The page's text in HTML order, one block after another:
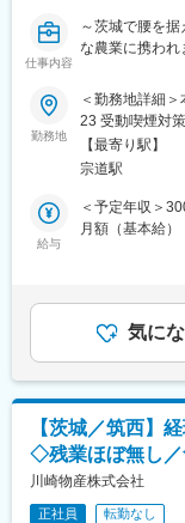
仕事内容
～茨城で腰を
な農業に携われ
＜営業事務＞
・営業の方の資
・営業の方が
よび整理など
＜経理事務＞
・出納業務、
消込作業、買
■1日の大まか
8時までに出社
1日を通して「
す。
定時は18時で
す。
※入社後はベテ
ますのでご安心
勤務地
＜勤務地詳細
23 受動喫煙対
【最寄り駅】
宗道駅
給与
＜予定年収＞
月額（基本給
気に
【茨城／筑西】
◇残業ほぼ無し／
川崎物産株式会社
正社員 転勤なし